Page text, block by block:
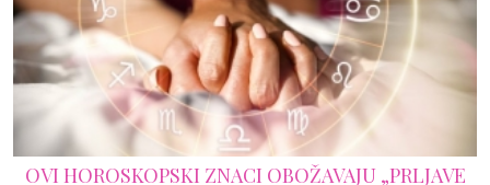
OVI HOROSKOPSKI ZNACI OBOŽAVAJU „PRLJAVE